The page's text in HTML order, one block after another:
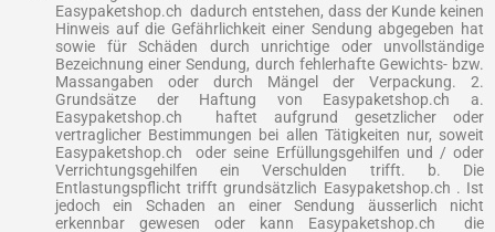
Easypaketshop.ch dadurch entstehen, dass der Kunde keinen
Hinweis auf die Gefährlichkeit einer Sendung abgegeben hat
sowie für Schäden durch unrichtige oder unvollständige
Bezeichnung einer Sendung, durch fehlerhafte Gewichts- bzw.
Massangaben oder durch Mängel der Verpackung. 2.
Grundsätze der Haftung von Easypaketshop.ch a.
Easypaketshop.ch haftet aufgrund gesetzlicher oder
vertraglicher Bestimmungen bei allen Tätigkeiten nur, soweit
Easypaketshop.ch oder seine Erfüllungsgehilfen und / oder
Verrichtungsgehilfen ein Verschulden trifft. b. Die
Entlastungspflicht trifft grundsätzlich Easypaketshop.ch . Ist
jedoch ein Schaden an einer Sendung äusserlich nicht
erkennbar gewesen oder kann Easypaketshop.ch die